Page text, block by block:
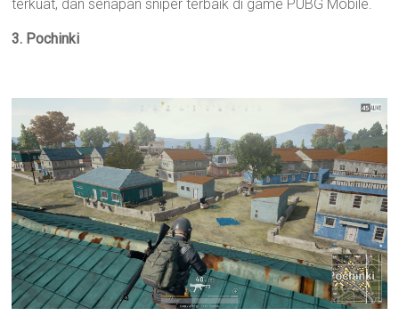
terkuat, dan senapan sniper terbaik di game PUBG Mobile.
3. Pochinki